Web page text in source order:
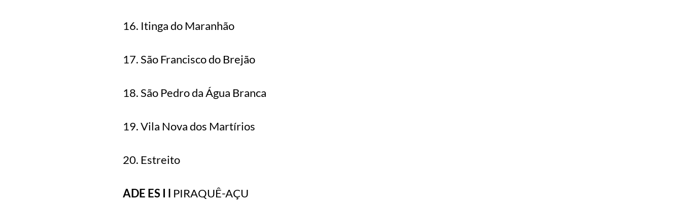
16. Itinga do Maranhão
17. São Francisco do Brejão
18. São Pedro da Água Branca
19. Vila Nova dos Martírios
20. Estreito
ADE ES I l PIRAQUÊ-AÇU